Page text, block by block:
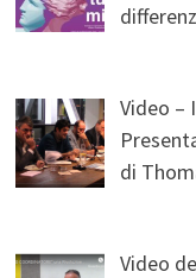
Video –
di
Video